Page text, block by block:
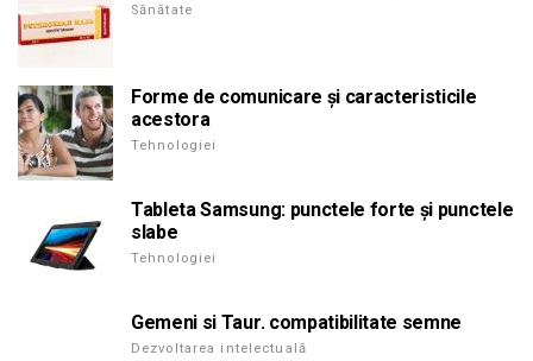
Sănătate
Forme de comunicare și caracteristicile
acestora
Tehnologiei
Tableta Samsung: punctele forte și punctele
slabe
Tehnologiei
Gemeni si Taur. compatibilitate semne
Dezvoltarea intelectuală